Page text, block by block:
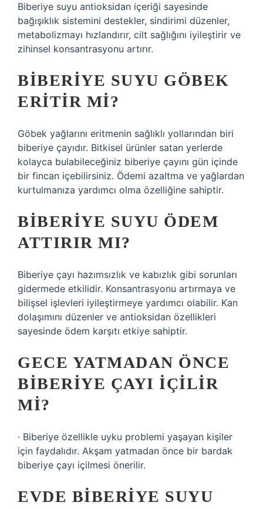
Biberiye suyu antioksidan içeriği sayesinde
bağışıklık sistemini destekler, sindirimi düzenler,
metabolizmayı hızlandırır, cilt sağlığını iyileştirir ve
zihinsel konsantrasyonu artırır.
BIBERIYE SUYU GÖBEK
ERITIR MI?
Göbek yağlarını eritmenin sağlıklı yollarından biri
biberiye çayıdır. Bitkisel ürünler satan yerlerde
kolayca bulabileceğiniz biberiye çayını gün içinde
bir fincan içebilirsiniz. Ödemi azaltma ve yağlardan
kurtulmanıza yardımcı olma özelliğine sahiptir.
BIBERIYE SUYU ÖDEM
ATTIRIR MI?
Biberiye çayı hazımsızlık ve kabızlık gibi sorunları
gidermede etkilidir. Konsantrasyonu artırmaya ve
bilişsel işlevleri iyileştirmeye yardımcı olabilir. Kan
dolaşımını düzenler ve antioksidan özellikleri
sayesinde ödem karşıtı etkiye sahiptir.
GECE YATMADAN ÖNCE
BIBERIYE ÇAYI IÇILIR
MI?
· Biberiye özellikle uyku problemi yaşayan kişiler
için faydalıdır. Akşam yatmadan önce bir bardak
biberiye çayı içilmesi önerilir.
EVDE BIBERIYE SUYU